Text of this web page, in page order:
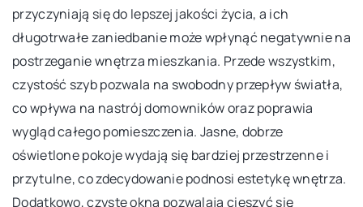
przyczyniają się do lepszej jakości życia, a ich
długotrwałe zaniedbanie może wpłynąć negatywnie na
postrzeganie wnętrza mieszkania. Przede wszystkim,
czystość szyb pozwala na swobodny przepływ światła,
co wpływa na nastrój domowników oraz poprawia
wygląd całego pomieszczenia. Jasne, dobrze
oświetlone pokoje wydają się bardziej przestrzenne i
przytulne, co zdecydowanie podnosi estetykę wnętrza.
Dodatkowo, czyste okna pozwalają cieszyć się